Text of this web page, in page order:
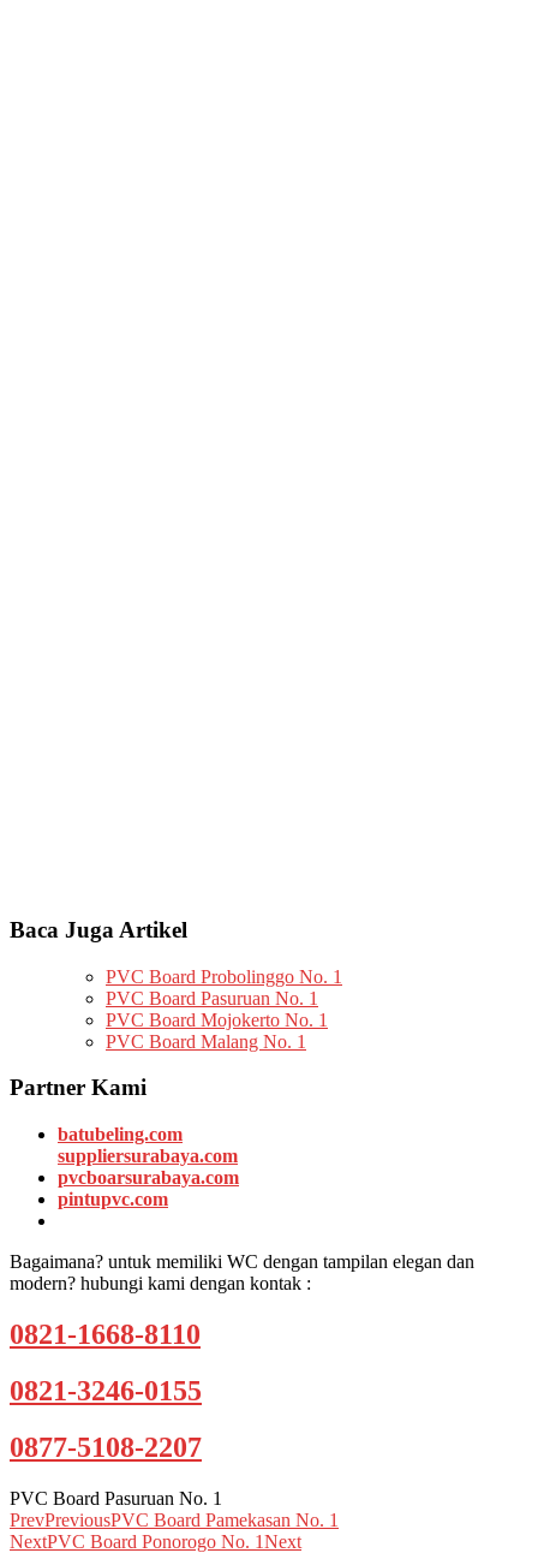
Baca Juga Artikel
PVC Board Probolinggo No. 1
PVC Board Pasuruan No. 1
PVC Board Mojokerto No. 1
PVC Board Malang No. 1
Partner Kami
batubeling.com
suppliersurabaya.com
pvcboarsurabaya.com
pintupvc.com
Bagaimana? untuk memiliki WC dengan tampilan elegan dan
modern? hubungi kami dengan kontak :
0821-1668-8110
0821-3246-0155
0877-5108-2207
PVC Board Pasuruan No. 1
PrevPreviousPVC Board Pamekasan No. 1
NextPVC Board Ponorogo No. 1Next